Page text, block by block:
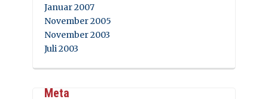
Januar 2007
November 2005
November 2003
Juli 2003
Meta